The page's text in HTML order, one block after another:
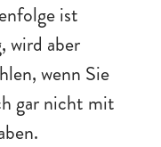
ist
wird aber
wenn Sie
gar nicht mit